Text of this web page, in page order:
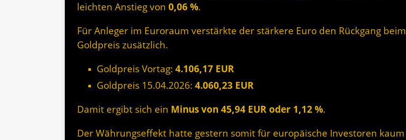
leichten Anstieg von 0,06 %.
Für Anleger im Euroraum verstärkte der stärkere Euro den Rückgang beim
Goldpreis zusätzlich.
Goldpreis Vortag: 4.106,17 EUR
Goldpreis 15.04.2026: 4.060,23 EUR
Damit ergibt sich ein Minus von 45,94 EUR oder 1,12 %.
Der Währungseffekt hatte gestern somit für europäische Investoren kaum